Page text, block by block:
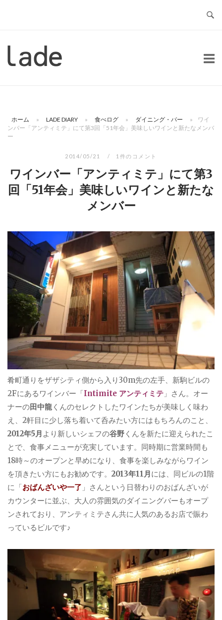
ー
ホーム » LADE DIARY » 食べログ » ダイニング・バー »
ワイ
ンバー「アンティミテ」にて第3回「51年会」美味しいワインと新たなメンバ
ー
2014/05/21 1件のコメント
ワインバー「アンティミテ」にて第3
回「51年会」美味しいワインと新たな
メンバー
肴町通りをザザシティ側から入り30m先の左手、新駒ビルの
2Fにあるワインバー「Intimite アンティミテ 」さん。オー
ナーの田中龍 くんのセレクトしたワインたちが美味しく味わ
え、2軒目に少し落ち着いて呑みたい方にはもちろんのこと、
2012年5月 より新しいシェフの谷野 くんを新たに迎えられたこ
とで、食事メニューが充実しています。同時期に営業時間も
18時～のオープンと早めになり、食事を楽しみながらワイン
を頂きたい方にもお勧めです。 2013年11月 には、同ビルの1階
に「おばんざいや一了 」さんという日替わりのおばんざいが
カウンターに並ぶ、大人の雰囲気のダイニングバーもオープ
ンされており、アンティミテさん共に人気のあるお店で賑わ
っているビルです♪